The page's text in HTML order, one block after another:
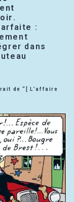
.
:
dans
de “[ L’affaire